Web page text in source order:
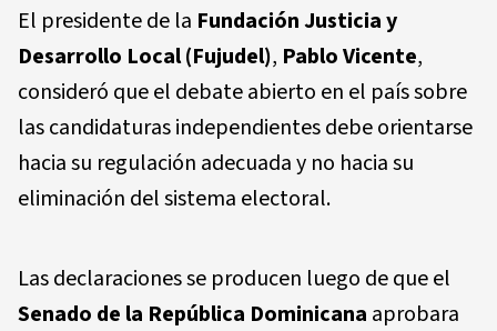
El presidente de la Fundación Justicia y
Desarrollo Local (Fujudel), Pablo Vicente,
consideró que el debate abierto en el país sobre
las candidaturas independientes debe orientarse
hacia su regulación adecuada y no hacia su
eliminación del sistema electoral.
Las declaraciones se producen luego de que el
Senado de la República Dominicana aprobara